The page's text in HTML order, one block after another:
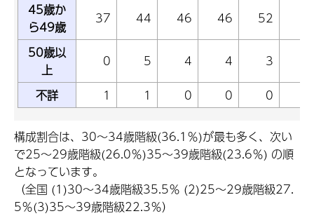
45歳か
ら49歳
37 44 46 46 52
50歳以
上
0 5 4 4 3
不詳
1 1 0 0 0
構成割合は、30～34歳階級(36.1％)が最も多く、次い
で25～29歳階級(26.0％)35～39歳階級(23.6％) の順
となっています。
（全国 (1)30～34歳階級35.5％ (2)25～29歳階級27.
5％(3)35～39歳階級22.3％）